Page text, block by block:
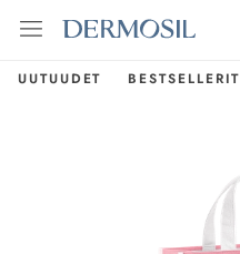
UUTUUDET BESTSELLERIT